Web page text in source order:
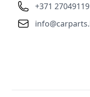
+371 27049119